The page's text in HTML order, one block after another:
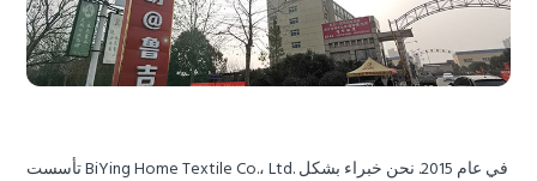
تأسست BiYing Home Textile Co.، Ltd. في عام 2015. نحن خبراء بشكل